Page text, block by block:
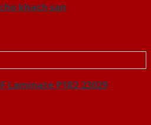
khach san
Laminate P1R2 23029